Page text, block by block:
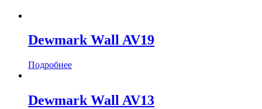
Dewmark Wall AV19
Подробнее
Dewmark Wall AV13